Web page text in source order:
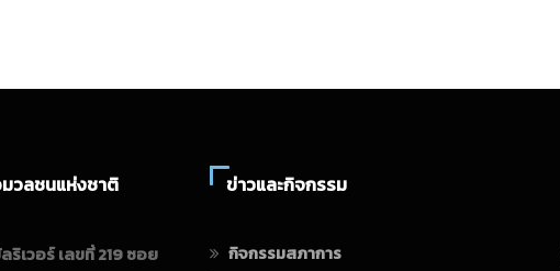
วลชนแห่งชาติ
เวอร์ เลขที่ 219 ซอย
ข่าวและกิจกรรม
กิจกรรมสภาการ